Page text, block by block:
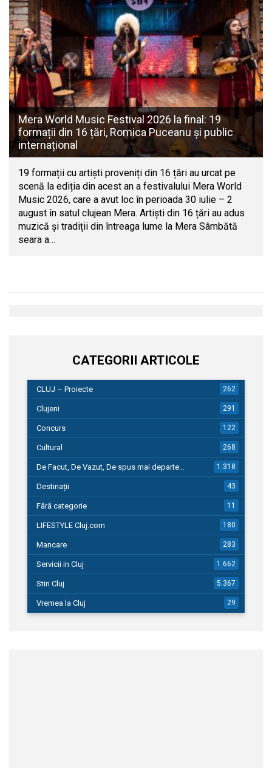
Mera World Music Festival 2026 la final: 19
formații din 16 țări, Romica Puceanu și public
internațional
19 formații cu artiști proveniți din 16 țări au urcat pe
scenă la ediția din acest an a festivalului Mera World
Music 2026, care a avut loc în perioada 30 iulie – 2
august în satul clujean Mera. Artiști din 16 țări au adus
muzică și tradiții din întreaga lume la Mera Sâmbătă
seara a…
CATEGORII ARTICOLE
CLUJ – Proiecte 262
Clujeni 291
Concurs 122
Cultural 268
De Facut, De Vazut, De spus mai departe… 1.318
Destinații 43
Fără categorie 11
LIFESTYLE Cluj.com 180
Mancare 283
Servicii in Cluj 1.662
Stiri Cluj 5.367
Vremea la Cluj 29